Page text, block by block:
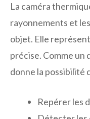
La caméra
rayonnements et
objet. Elle
précise. Comme un
donne la possibilité
Repérer les